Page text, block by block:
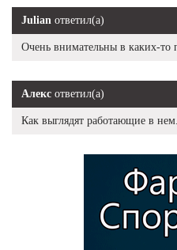
Julian ответил(а)
Очень внимательны в каких-то
Алекс ответил(а)
Как выглядят работающие в нем.